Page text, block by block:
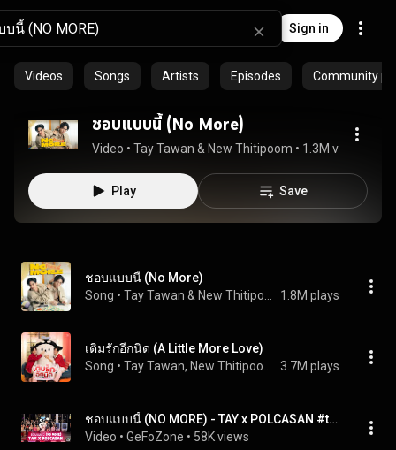
Sign in
Videos Songs Artists Episodes Community
ชอบแบบนี้ (No More)
Video • Tay Tawan & New Thitipoom • 1.3M views
Play Save
ชอบแบบนี้ (No More)
Song • 1.8M plays
เติมรักอีกนิด (A Little More Love)
Song • 3.7M plays
ชอบแบบนี้ (NO MORE) - TAY x POLCASAN #taytawan #polcasan
Video • GeFoZone • 58K views